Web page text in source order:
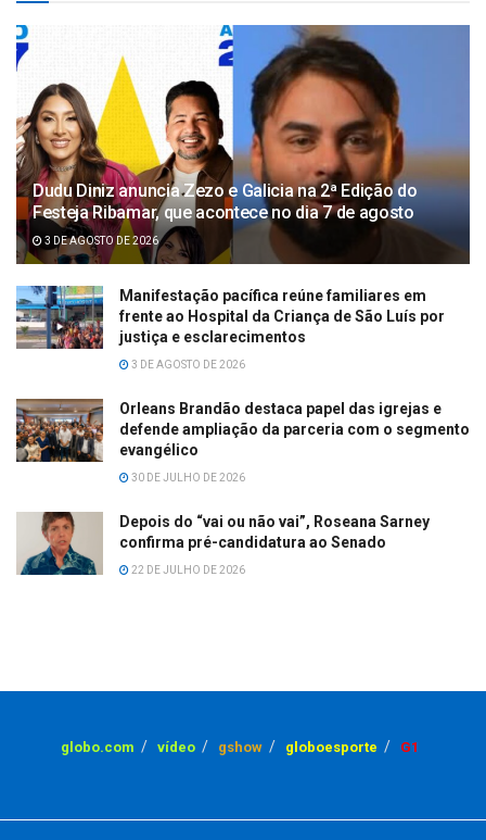
Dudu Diniz anuncia Zezo e Galicia na 2ª Edição do
Festeja Ribamar, que acontece no dia 7 de agosto
3 DE AGOSTO DE 2026
Manifestação pacífica reúne familiares em
frente ao Hospital da Criança de São Luís por
justiça e esclarecimentos
3 DE AGOSTO DE 2026
Orleans Brandão destaca papel das igrejas e
defende ampliação da parceria com o segmento
evangélico
30 DE JULHO DE 2026
Depois do “vai ou não vai”, Roseana Sarney
confirma pré-candidatura ao Senado
22 DE JULHO DE 2026
globo.com vídeo gshow globoesporte G1